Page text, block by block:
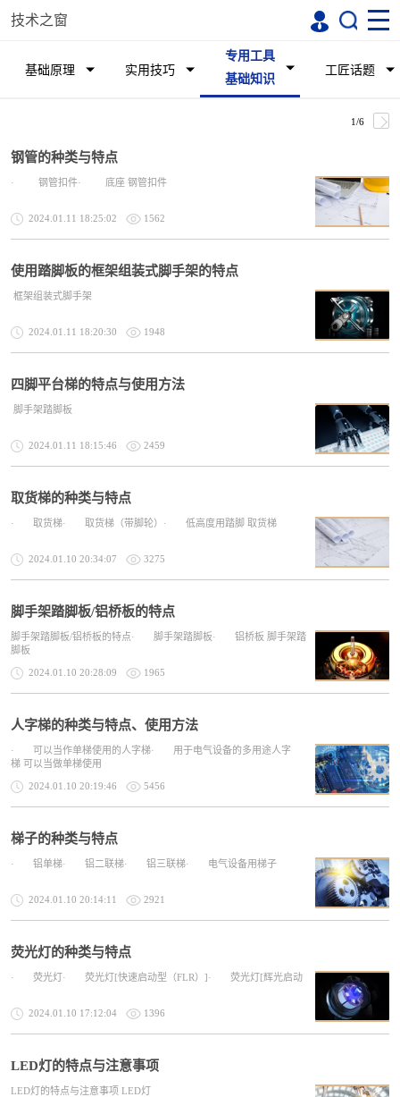
技术之窗
基础原理 实用技巧
专用工具
基础知识
工匠话题
1/6
钢管的种类与特点
· 钢管扣件· 底座 钢管扣件
2024.01.11 18:25:02 1562
使用踏脚板的框架组装式脚手架的特点
框架组装式脚手架
2024.01.11 18:20:30 1948
四脚平台梯的特点与使用方法
脚手架踏脚板
2024.01.11 18:15:46 2459
取货梯的种类与特点
· 取货梯· 取货梯（带脚轮）· 低高度用踏脚 取货梯
2024.01.10 20:34:07 3275
脚手架踏脚板/铝桥板的特点
脚手架踏脚板/铝桥板的特点· 脚手架踏脚板· 铝桥板 脚手架踏
脚板
2024.01.10 20:28:09 1965
人字梯的种类与特点、使用方法
· 可以当作单梯使用的人字梯· 用于电气设备的多用途人字
梯 可以当做单梯使用
2024.01.10 20:19:46 5456
梯子的种类与特点
· 铝单梯· 铝二联梯· 铝三联梯· 电气设备用梯子
2024.01.10 20:14:11 2921
荧光灯的种类与特点
· 荧光灯· 荧光灯[快速启动型（FLR）]· 荧光灯[辉光启动
2024.01.10 17:12:04 1396
LED灯的特点与注意事项
LED灯的特点与注意事项 LED灯